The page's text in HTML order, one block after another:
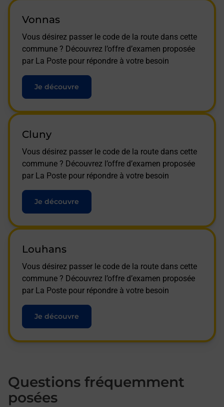
Vonnas
Vous désirez passer le code de la route dans cette
commune ? Découvrez l’offre d’examen proposée
par La Poste pour répondre à votre besoin
Je découvre
Cluny
Vous désirez passer le code de la route dans cette
commune ? Découvrez l’offre d’examen proposée
par La Poste pour répondre à votre besoin
Je découvre
Louhans
Vous désirez passer le code de la route dans cette
commune ? Découvrez l’offre d’examen proposée
par La Poste pour répondre à votre besoin
Je découvre
Questions fréquemment
posées